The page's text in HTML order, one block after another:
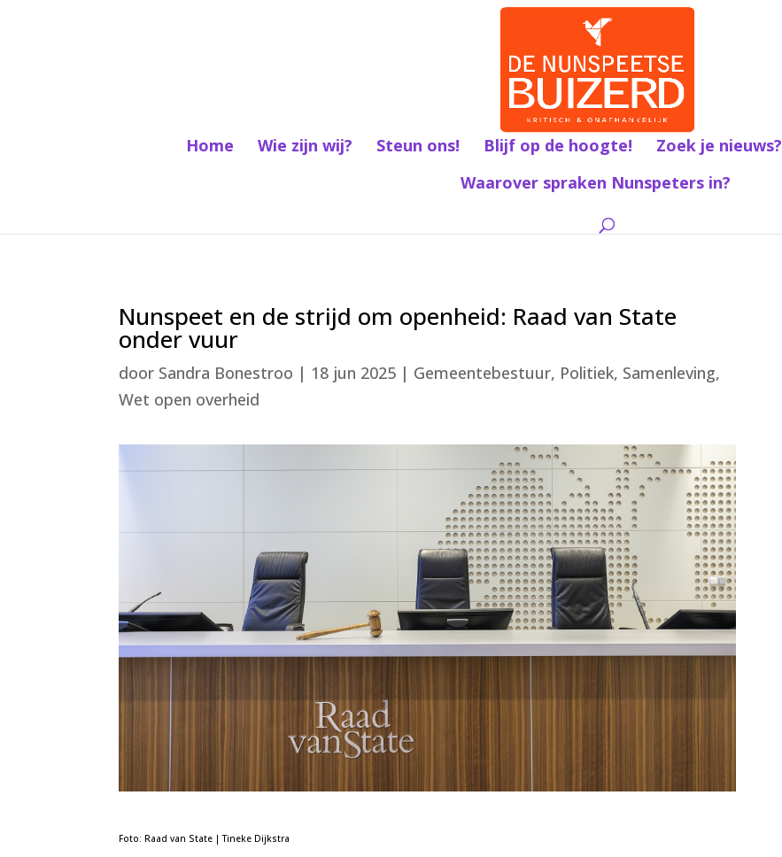
Home Wie zijn wij? Steun ons! Blijf op de hoogte! Zoek je nieuws?
Waarover spraken Nunspeters in?
Nunspeet en de strijd om openheid: Raad van State
onder vuur
door Sandra Bonestroo | 18 jun 2025 | Gemeentebestuur, Politiek, Samenleving,
Wet open overheid
Foto: Raad van State | Tineke Dijkstra